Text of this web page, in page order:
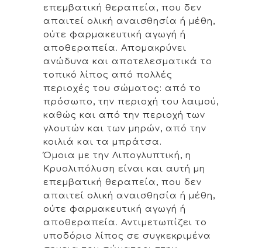
επεμβατική θεραπεία, που δεν
απαιτεί ολική αναισθησία ή μέθη,
ούτε φαρμακευτική αγωγή ή
αποθεραπεία. Απομακρύνει
ανώδυνα και αποτελεσματικά το
τοπικό λίπος από πολλές
περιοχές του σώματος: από το
πρόσωπο, την περιοχή του λαιμού,
καθώς και από την περιοχή των
γλουτών και των μηρών, από την
κοιλιά και τα μπράτσα.
Όμοια με την Λιπογλυπτική, η
Κρυολιπόλυση είναι και αυτή μη
επεμβατική θεραπεία, που δεν
απαιτεί ολική αναισθησία ή μέθη,
ούτε φαρμακευτική αγωγή ή
αποθεραπεία. Αντιμετωπίζει το
υποδόριο λίπος σε συγκεκριμένα